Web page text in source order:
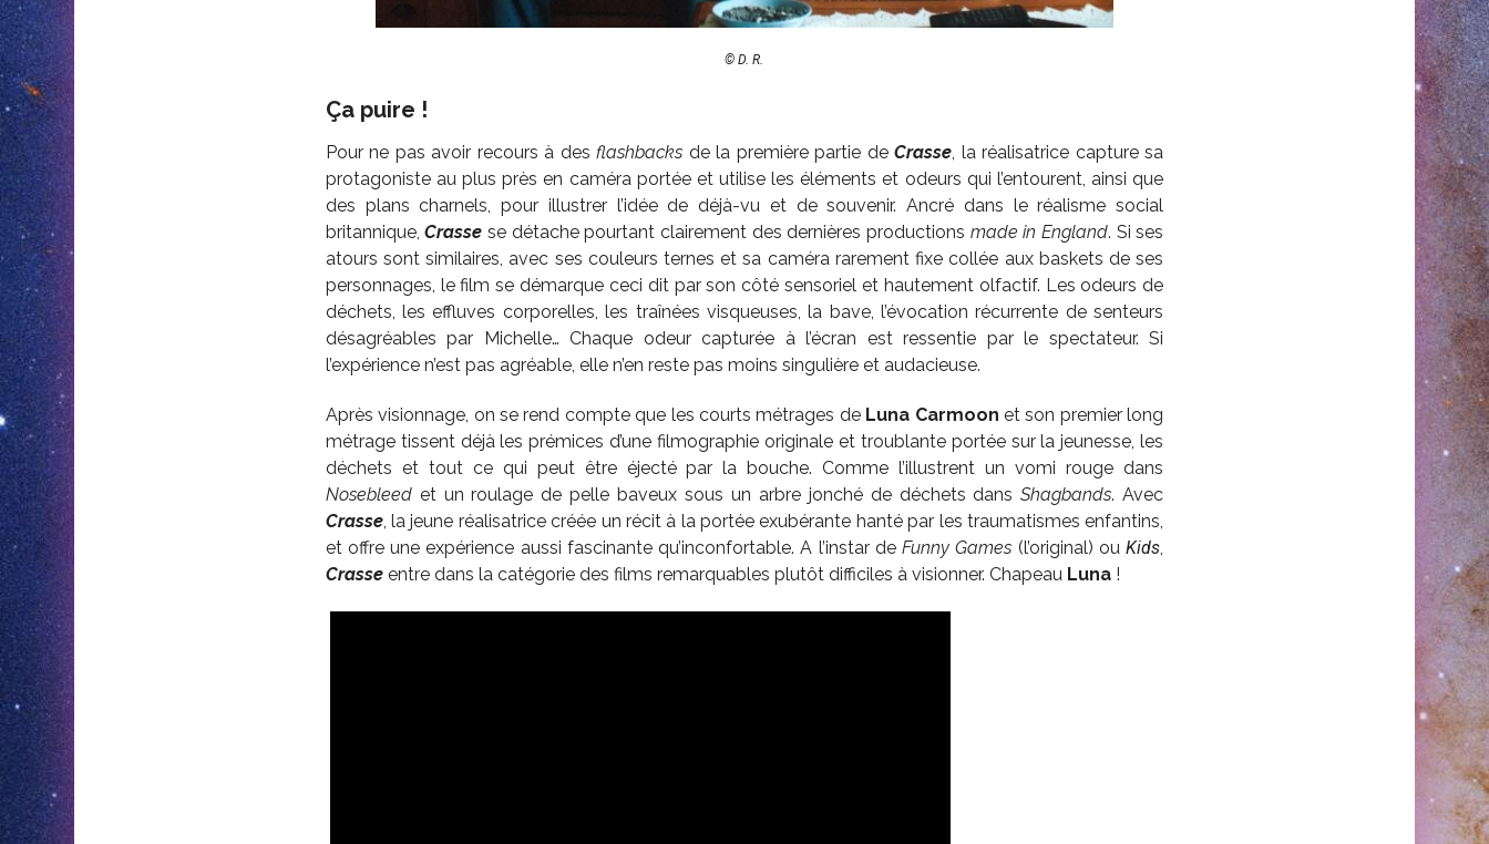
© D. R.
Ça puire !
Pour ne pas avoir recours à desflashbacks de la première partie de Crasse, la réalisatrice capture sa
protagoniste au plus près en caméra portée et utilise les éléments et odeurs qui l’entourent, ainsi que
des plans charnels, pour illustrer l’idée de déjà-vu et de souvenir. Ancré dans le réalisme social
britannique,Crasse se détache pourtant clairement des dernières productions made in England. Si ses
atours sont similaires, avec ses couleurs ternes et sa caméra rarement fixe collée aux baskets de ses
personnages, le film se démarque ceci dit par son côté sensoriel et hautement olfactif. Les odeurs de
déchets, les effluves corporelles, les traînées visqueuses, la bave, l’évocation récurrente de senteurs
désagréables par Michelle… Chaque odeur capturée à l’écran est ressentie par le spectateur. Si
l’expérience n’est pas agréable, elle n’en reste pas moins singulière et audacieuse.
Après visionnage, on se rend compte que les courts métrages de Luna Carmoon et son premier long
métrage tissent déjà les prémices d’une filmographie originale et troublante portée sur la jeunesse, les
déchets et tout ce qui peut être éjecté par la bouche. Comme l’illustrent un vomi rouge dans
Nosebleedet un roulage de pelle baveux sous un arbre jonché de déchets dansShagbands. Avec
Crasse, la jeune réalisatrice créée un récit à la portée exubérante hanté par les traumatismes enfantins,
et offre une expérience aussi fascinante qu’inconfortable. A l’instar deFunny Games (l’original) ouKids,
Crasseentre dans la catégorie des films remarquables plutôt difficiles à visionner. Chapeau Luna!